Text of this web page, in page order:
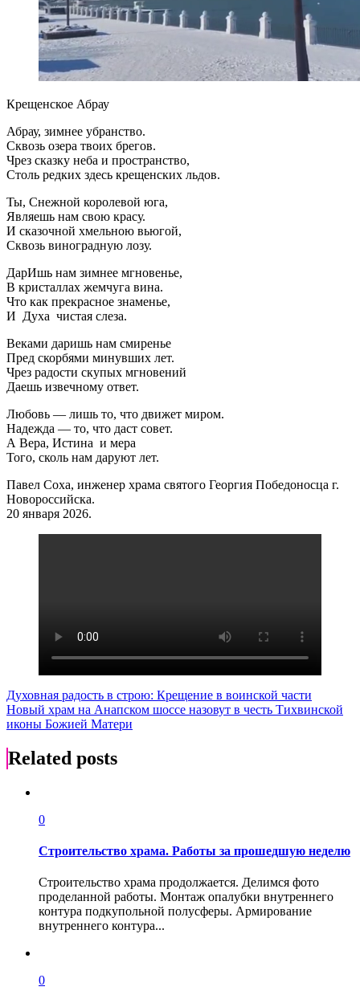
Крещенское Абрау
Абрау, зимнее убранство.
Сквозь озера твоих брегов.
Чрез сказку неба и пространство,
Столь редких здесь крещенских льдов.
Ты, Снежной королевой юга,
Являешь нам свою красу.
И сказочной хмельною вьюгой,
Сквозь виноградную лозу.
ДарИшь нам зимнее мгновенье,
В кристаллах жемчуга вина.
Что как прекрасное знаменье,
И Духа чистая слеза.
Веками даришь нам смиренье
Пред скорбями минувших лет.
Чрез радости скупых мгновений
Даешь извечному ответ.
Любовь — лишь то, что движет миром.
Надежда — то, что даст совет.
А Вера, Истина и мера
Того, сколь нам даруют лет.
Павел Соха, инженер храма святого Георгия Победоносца г.
Новороссийска.
20 января 2026.
Навигация
по
Духовная радость в строю: Крещение в воинской части
Новый храм на Анапском шоссе назовут в честь Тихвинской
иконы Божией Матери
Related posts
0
Строительство храма. Работы за прошедшую неделю
Строительство храма продолжается. Делимся фото
проделанной работы. Монтаж опалубки внутреннего
контура подкупольной полусферы. Армирование
внутреннего контура...
0